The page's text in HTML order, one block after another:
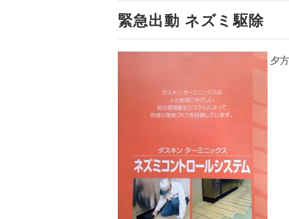
緊急出動 ネズミ駆除
夕